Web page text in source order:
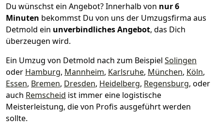
Du wünschst ein Angebot? Innerhalb von nur 6
Minuten bekommst Du von uns der Umzugsfirma aus
Detmold ein unverbindliches Angebot, das Dich
überzeugen wird.
Ein Umzug von Detmold nach zum Beispiel Solingen
oder Hamburg, Mannheim, Karlsruhe, München, Köln,
Essen, Bremen, Dresden, Heidelberg, Regensburg, oder
auch Remscheid ist immer eine logistische
Meisterleistung, die von Profis ausgeführt werden
sollte.